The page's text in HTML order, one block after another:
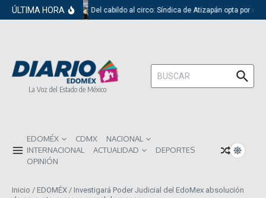
Saltar al contenido
ÚLTIMA HORA Del cabildo al circo: Síndica de Atizapán opta por el
La Voz del Estado de México
Buscar:
EDOMÉX CDMX
NACIONAL
INTERNACIONAL
ACTUALIDAD
DEPORTES
OPINIÓN
Inicio / EDOMÉX / Investigará Poder Judicial del EdoMex absolución